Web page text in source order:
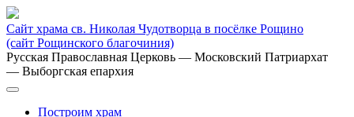
Сайт храма св. Николая Чудотворца в посёлке Рощино
(сайт Рощинского благочиния)
Русская Православная Церковь — Московский Патриархат
— Выборгская епархия
Построим храм